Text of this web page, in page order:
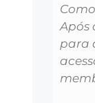
Após
para